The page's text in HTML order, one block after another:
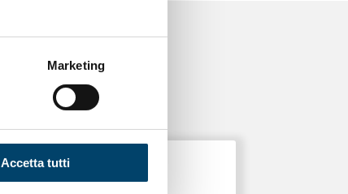
Marketing
Accetta tutti